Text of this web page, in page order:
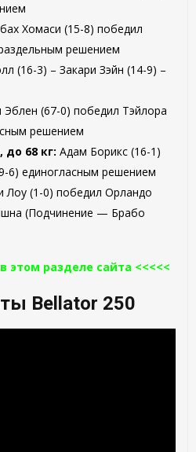
Хомаси (15-8) победил
решением
(16-3) – Закари Зэйн (14-9) –
(67-0) победил Тэйлора
решением
68 кг: Адам Борикс (16-1)
6) единогласным решением
Лоу (1-0) победил Орландо
(Подчинение — Брабо
этом разделе сайта <<<<<
Bellator 250